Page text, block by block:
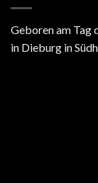
Geboren am Tag
in Dieburg in